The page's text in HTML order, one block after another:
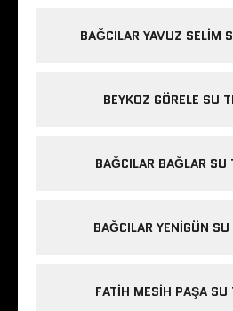
BAĞCILAR YAVUZ SELIM
BEYKOZ GÖRELE SU
BAĞCILAR BAĞLAR SU
BAĞCILAR YENIGÜN
FATIH MESIH PAŞA SU